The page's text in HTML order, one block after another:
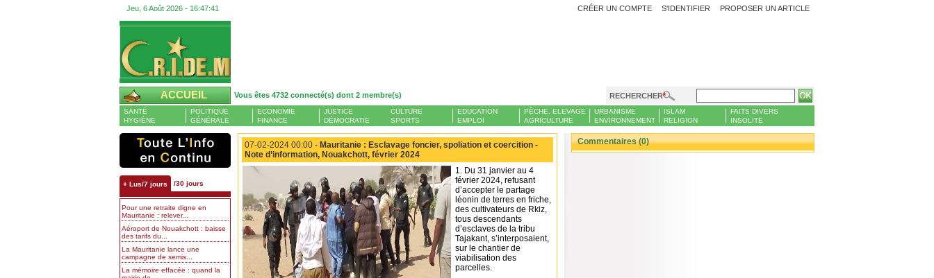
Jeu, 6 Août 2026 - 16:47:42 PROPOSER UN ARTICLE
CRÉER UN COMPTE S'IDENTIFIER
ACCUEIL Vous êtes 4732 connecté(s) dont 2 membre(s) RECHERCHER
SANTÉ
HYGIÈNE
POLITIQUE
GÉNÉRALE
ECONOMIE
FINANCE
JUSTICE
DÉMOCRATIE
CULTURE
SPORTS
EDUCATION
EMPLOI
PÊCHE, ELEVAGE
AGRICULTURE
URBANISME
ENVIRONNEMENT
ISLAM
RELIGION
FAITS DIVERS
INSOLITE
+ Lus/7 jours /30 jours
Pour une retraite digne en
Mauritanie : relever...
Aéroport de Nouakchott : baisse
des tarifs du...
La Mauritanie lance une
campagne de semis...
La mémoire effacée : quand la
07-02-2024 00:00 - Mauritanie : Esclavage foncier, spoliation et coercition -
Note d’information, Nouakchott, février 2024
1. Du 31 janvier au 4
février 2024, refusant
d’accepter le partage
léonin de terres en friche,
des cultivateurs de Rkiz,
tous descendants
d’esclaves de la tribu
Tajakant, s’interposaient,
sur le chantier de
viabilisation des
parcelles.
Commentaires (0)